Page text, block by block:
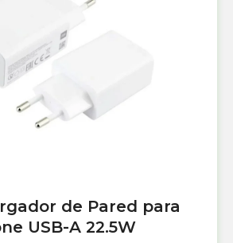
de Pared para
USB-A 22.5W